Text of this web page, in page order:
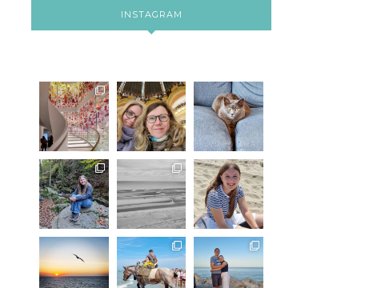
INSTAGRAM